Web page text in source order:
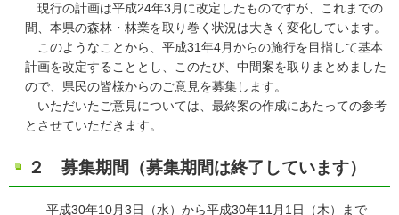
現行の計画は平成24年3月に改定したものですが、これまでの
間、本県の森林・林業を取り巻く状況は大きく変化しています。
このようなことから、平成31年4月からの施行を目指して基本
計画を改定することとし、このたび、中間案を取りまとめました
ので、県民の皆様からのご意見を募集します。
いただいたご意見については、最終案の作成にあたっての参考
とさせていただきます。
２ 募集期間（募集期間は終了しています）
平成30年10月3日（水）から平成30年11月1日（木）まで